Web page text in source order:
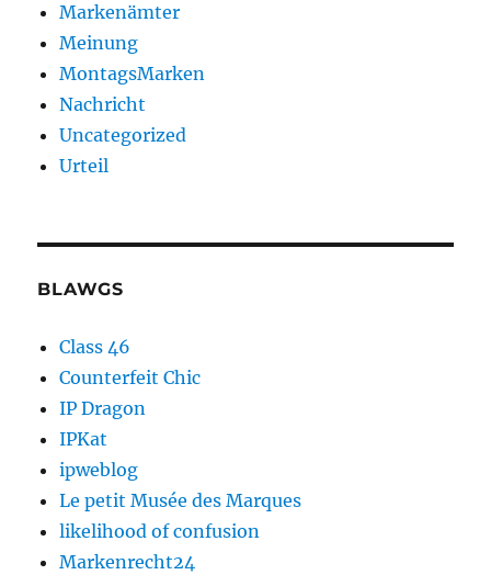
Markenämter
Meinung
MontagsMarken
Nachricht
Uncategorized
Urteil
BLAWGS
Class 46
Counterfeit Chic
IP Dragon
IPKat
ipweblog
Le petit Musée des Marques
likelihood of confusion
Markenrecht24